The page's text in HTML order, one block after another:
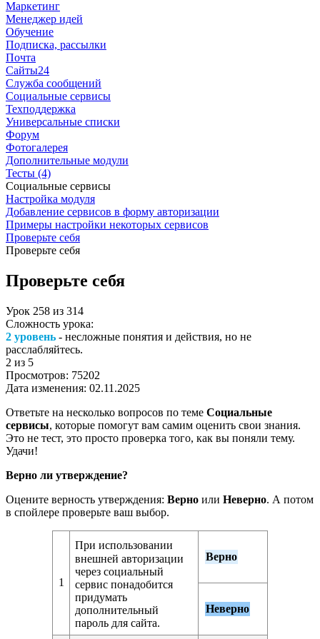
Маркетинг
Менеджер идей
Обучение
Подписка, рассылки
Почта
Сайты24
Служба сообщений
Социальные сервисы
Техподдержка
Универсальные списки
Форум
Фотогалерея
Дополнительные модули
Тесты (4)
Социальные сервисы
Настройка модуля
Добавление сервисов в форму авторизации
Примеры настройки некоторых сервисов
Проверьте себя
Проверьте себя
Проверьте себя
Урок 258 из 314
Сложность урока:
2 уровень - несложные понятия и действия, но не
расслабляйтесь.
2 из 5
Просмотров: 75202
Дата изменения: 02.11.2025
Ответьте на несколько вопросов по теме Социальные
сервисы, которые помогут вам самим оценить свои знания.
Это не тест, это просто проверка того, как вы поняли тему.
Удачи!
Верно ли утверждение?
Оцените верность утверждения: Верно или Неверно. А потом
в спойлере проверьте ваш выбор.
1
При использовании
внешней авторизации
через социальный
сервис понадобится
придумать
дополнительный
пароль для сайта.
Верно
Неверно